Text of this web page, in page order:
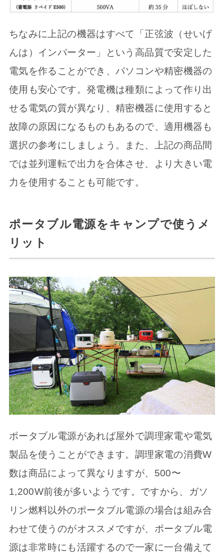
ちなみに上記の機器はすべて「正弦波（せいげ
んは）インバーター」という高品質で安定した
電気を作ることができ、パソコンや精密機器の
使用も安心です。発電機は種類によって作り出
せる電気の質が異なり、精密機器に使用すると
故障の原因になるものもあるので、適用機器も
選択の参考にしましょう。また、上記の商品間
では並列運転で出力を合体させ、より大きい電
力を使用することも可能です。
ポータブル電源をキャンプで使うメ
リット
ポータブル電源があれば屋外で調理家電や電気
製品を使うことができます。調理家電の消費W
数は商品によって異なりますが、500〜
1,200W前後が多いようです。ですから、ガソ
リン燃料以外のポータブル電源の場合は組み合
わせて使うのがオススメですが、ポータブル電
源は非常時にも活躍するので一家に一台備えて